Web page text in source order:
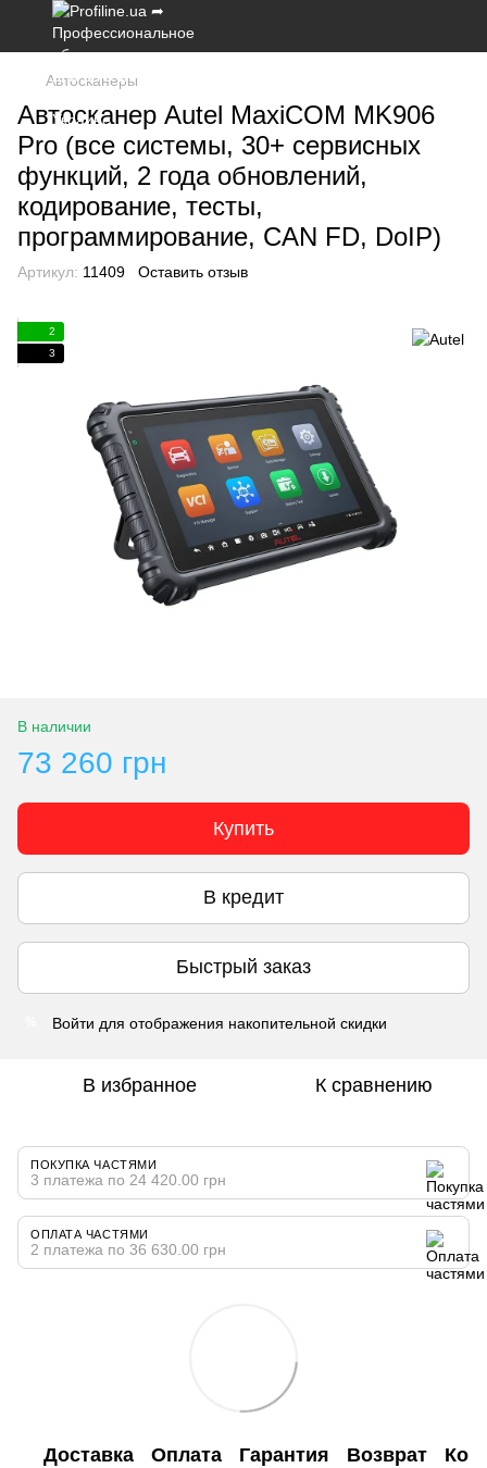
Автосканеры
Автосканер Autel MaxiCOM MK906
Pro (все системы, 30+ сервисных
функций, 2 года обновлений,
кодирование, тесты,
программирование, CAN FD, DoIP)
Артикул: 11409 Оставить отзыв
2
3
В наличии
73 260 грн
Купить
В кредит
Быстрый заказ
Войти для отображения накопительной скидки
В избранное К сравнению
ПОКУПКА ЧАСТЯМИ
3 платежа по 24 420.00 грн
ОПЛАТА ЧАСТЯМИ
2 платежа по 36 630.00 грн
Доставка Оплата Гарантия Возврат